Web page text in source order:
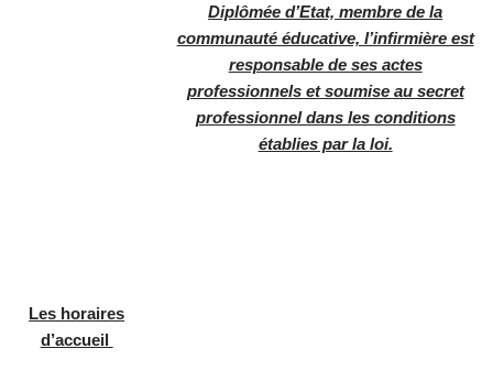
Diplômée d’Etat, membre de la
communauté éducative, l’infirmière est
responsable de ses actes
professionnels et soumise au secret
professionnel dans les conditions
établies par la loi.
Les horaires
d’accueil